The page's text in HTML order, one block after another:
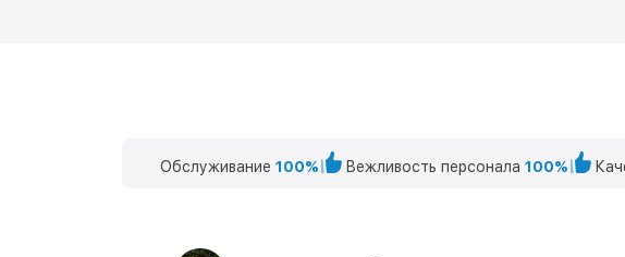
Обслуживание 100% Вежливость персонала 100%